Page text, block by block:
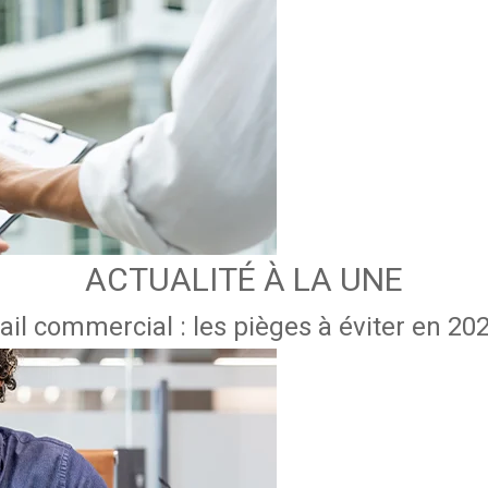
ACTUALITÉ À LA UNE
commercial : les pièges à éviter en